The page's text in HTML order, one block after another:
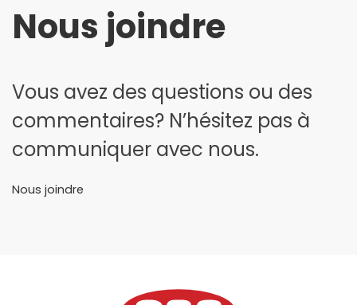
Nous joindre
Vous avez des questions ou des
commentaires? N’hésitez pas à
communiquer avec nous.
Nous joindre